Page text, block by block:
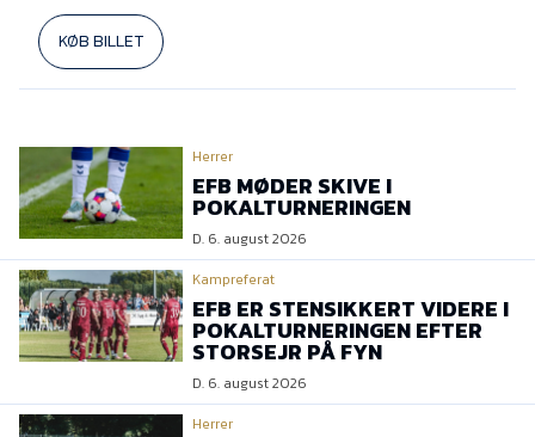
KØB BILLET
Herrer
EFB MØDER SKIVE I
POKALTURNERINGEN
D. 6. august 2026
Kampreferat
EFB ER STENSIKKERT VIDERE I
POKALTURNERINGEN EFTER
STORSEJR PÅ FYN
D. 6. august 2026
Herrer